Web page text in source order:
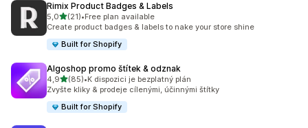
Rimix Product Badges & Labels
5,0z 5 hvězd
(21)
Celkový počet recenzí: 21
•Free plan available
Create product badges & labels to nake your store shine
Built for Shopify
Algoshop promo štítek & odznak
4,9z 5 hvězd
(85)
Celkový počet recenzí: 85
•K dispozici je bezplatný plán
Zvyšte kliky & prodeje cílenými, účinnými štítky
Built for Shopify